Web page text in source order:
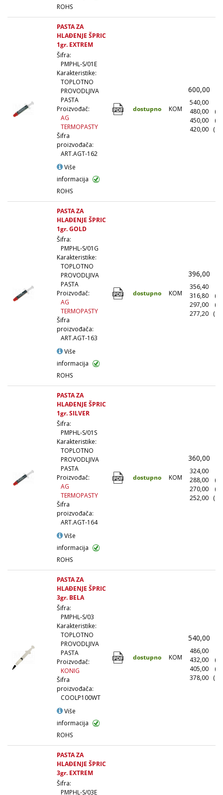
ROHS
PASTA ZA
HLAĐENJE ŠPRIC
1gr. EXTREM
Šifra:
PMPHL-S/01E
Karakteristike:
TOPLOTNO
PROVODLJIVA
PASTA
Proizvođač:
AG
TERMOPASTY
Šifra
proizvođača:
ART.AGT-162
Više
informacija
ROHS
dostupno KOM
600,00
540,00
480,00
450,00
420,00
PASTA ZA
HLAĐENJE ŠPRIC
1gr. GOLD
Šifra:
PMPHL-S/01G
Karakteristike:
TOPLOTNO
PROVODLJIVA
PASTA
Proizvođač:
AG
TERMOPASTY
Šifra
proizvođača:
ART.AGT-163
Više
informacija
ROHS
dostupno KOM
396,00
356,40
316,80
297,00
277,20
PASTA ZA
HLAĐENJE ŠPRIC
1gr. SILVER
Šifra:
PMPHL-S/01S
Karakteristike:
TOPLOTNO
PROVODLJIVA
PASTA
Proizvođač:
AG
TERMOPASTY
Šifra
proizvođača:
ART.AGT-164
Više
informacija
ROHS
dostupno KOM
360,00
324,00
288,00
270,00
252,00
PASTA ZA
HLAĐENJE ŠPRIC
3gr. BELA
Šifra:
PMPHL-S/03
Karakteristike:
TOPLOTNO
PROVODLJIVA
PASTA
Proizvođač:
KONIG
Šifra
proizvođača:
COOLP100WT
Više
informacija
ROHS
dostupno KOM
540,00
486,00
432,00
405,00
378,00
PASTA ZA
HLAĐENJE ŠPRIC
3gr. EXTREM
Šifra:
PMPHL-S/03E